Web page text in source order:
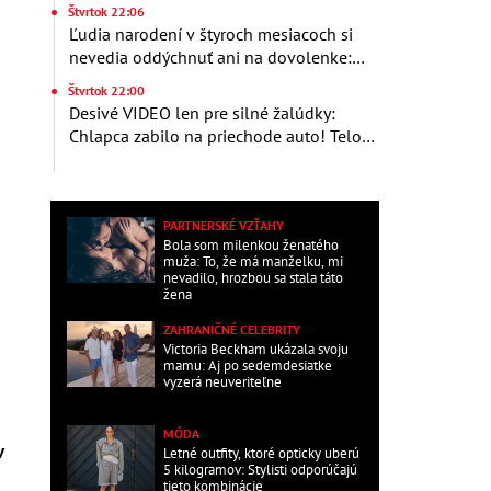
Štvrtok 22:06
Ľudia narodení v štyroch mesiacoch si
nevedia oddýchnuť ani na dovolenke:
Patríte medzi nich aj vy?
Štvrtok 22:00
Desivé VIDEO len pre silné žalúdky:
Chlapca zabilo na priechode auto! Telo
PARTNERSKÉ VZŤAHY
Bola som milenkou ženatého
muža: To, že má manželku, mi
nevadilo, hrozbou sa stala táto
žena
ZAHRANIČNÉ CELEBRITY
Victoria Beckham ukázala svoju
mamu: Aj po sedemdesiatke
vyzerá neuveriteľne
MÓDA
Letné outfity, ktoré opticky uberú
5 kilogramov: Stylisti odporúčajú
tieto kombinácie